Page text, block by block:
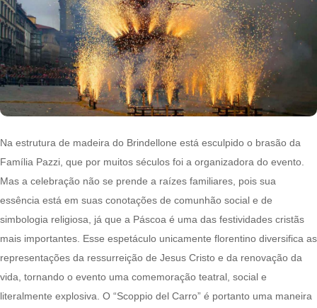
Na estrutura de madeira do Brindellone está esculpido o brasão da
Família Pazzi, que por muitos séculos foi a organizadora do evento.
Mas a celebração não se prende a raízes familiares, pois sua
essência está em suas conotações de comunhão social e de
simbologia religiosa, já que a Páscoa é uma das festividades cristãs
mais importantes. Esse espetáculo unicamente florentino diversifica as
representações da ressurreição de Jesus Cristo e da renovação da
vida, tornando o evento uma comemoração teatral, social e
literalmente explosiva. O “Scoppio del Carro” é portanto uma maneira